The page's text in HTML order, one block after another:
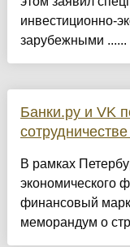
инвестиционно-
зарубежными ......
Банки.ру и VK
В рамках
экономического
финансовый
меморандум о